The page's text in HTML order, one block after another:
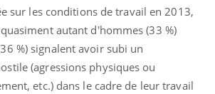
sur les conditions de travail en 2013,
autant d'hommes (33 %)
%) signalent avoir subi un
(agressions physiques ou
etc.) dans le cadre de leur travail